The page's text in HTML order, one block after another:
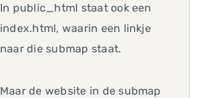
In public_html staat ook een
index.html, waarin een linkje
naar die submap staat.
Maar de website in de submap